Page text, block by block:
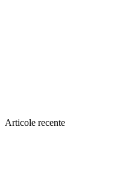
Articole recente